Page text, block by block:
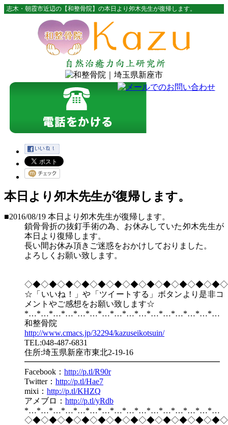
志木・朝霞市近辺の【和整骨院】の本日より夘木先生が復帰します。
本日より夘木先生が復帰します。
■2016/08/19 本日より夘木先生が復帰します。
鎖骨骨折の抜釘手術の為、お休みしていた夘木先生が
本日より復帰します。
長い間お休み頂きご迷惑をおかけしておりました。
よろしくお願い致します。
☆「いいね！」や「ツイートする」ボタンより是非コ
メントやご感想をお願い致します☆
*…*…*…*…*…*…*…*…*…*…*…*…*…*…*…*…
和整骨院
http://www.cmacs.jp/32294/kazuseikotsuin/
TEL:048-487-6831
住所:埼玉県新座市東北2-19-16
━━━━━━━━━━━━━━━━━━━━━━━━
Facebook： http://p.tl/R90r
Twitter： http://p.tl/Hae7
mixi： http://p.tl/KHZQ
アメブロ： http://p.tl/yRdb
*…*…*…*…*…*…*…*…*…*…*…*…*…*…*…*…